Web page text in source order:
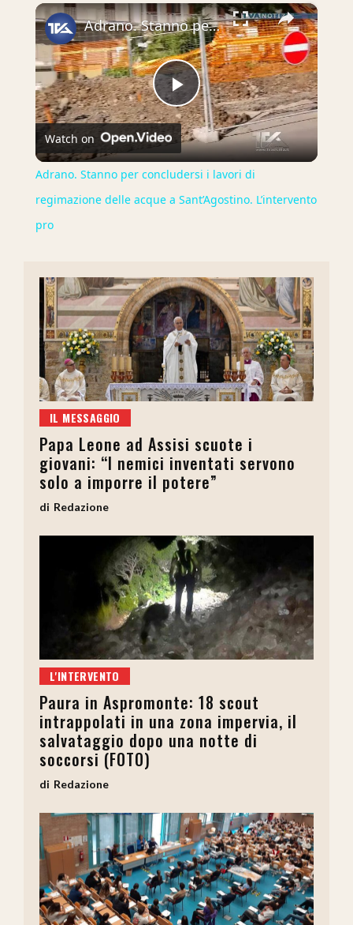
×
Play
Video
Adrano. Stanno per concludersi i lavori di regimazione delle acque a Sant’Agostino. L’intervento pro
Watch on
Adrano. Stanno per concludersi i lavori di
regimazione delle acque a Sant’Agostino. L’intervento
pro
IL MESSAGGIO
Papa Leone ad Assisi scuote i
giovani: “I nemici inventati servono
solo a imporre il potere”
Redazione
L'INTERVENTO
Paura in Aspromonte: 18 scout
intrappolati in una zona impervia, il
salvataggio dopo una notte di
soccorsi (FOTO)
Redazione